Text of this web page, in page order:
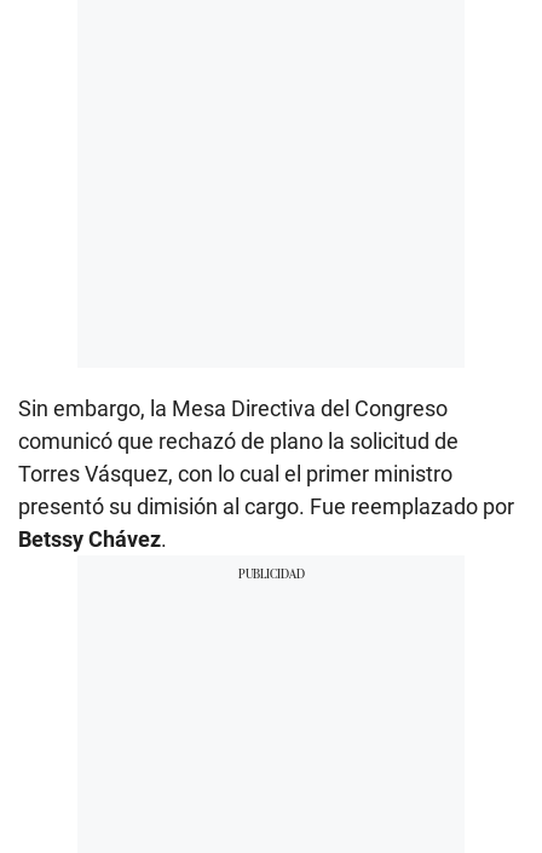
Sin embargo, la Mesa Directiva del Congreso
comunicó que rechazó de plano la solicitud de
Torres Vásquez, con lo cual el primer ministro
presentó su dimisión al cargo. Fue reemplazado por
Betssy Chávez.